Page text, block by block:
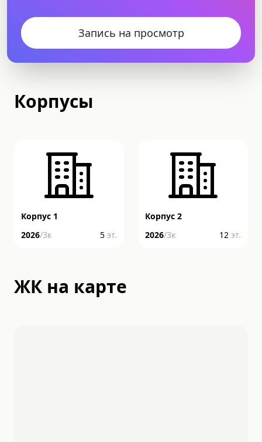
Запись на просмотр
Корпусы
Корпус 1
2026/3к 5 эт.
Корпус 2
2026/3к 12 эт.
ЖК на карте